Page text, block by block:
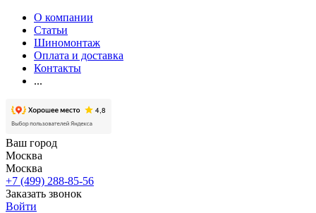
О компании
Статьи
Шиномонтаж
Оплата и доставка
Контакты
...
Ваш город
Москва
Москва
+7 (499) 288-85-56
Заказать звонок
Войти